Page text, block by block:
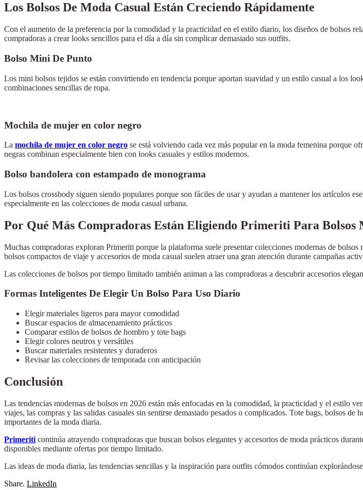
Los Bolsos De Moda Casual Están Creciendo Rápidamente
Con el aumento de la preferencia por la comodidad y la practicidad en el estilo diario, los diseños de bolsos
compradoras a crear looks sencillos para el día a día sin complicar demasiado sus outfits.
Bolso Mini De Punto
Los mini bolsos tejidos se están convirtiendo en tendencia porque aportan suavidad y un estilo casual a los
combinaciones sencillas de ropa.
Mochila de mujer en color negro
La mochila de mujer en color negro se está volviendo cada vez más popular en la moda femenina porque
negras combinan especialmente bien con looks casuales y estilos modernos.
Bolso bandolera con estampado de monograma
Los bolsos crossbody siguen siendo populares porque son fáciles de usar y ayudan a mantener los artículos
especialmente en las colecciones de moda casual urbana.
Por Qué Más Compradoras Están Eligiendo Primeriti Para Bolsos
Muchas compradoras exploran Primeriti porque la plataforma suele presentar colecciones modernas de
bolsos compactos de viaje y accesorios de moda casual suelen atraer una gran atención durante campañas
Las colecciones de bolsos por tiempo limitado también animan a las compradoras a descubrir accesorios
Formas Inteligentes De Elegir Un Bolso Para Uso Diario
Elegir materiales ligeros para mayor comodidad
Buscar espacios de almacenamiento prácticos
Comparar estilos de bolsos de hombro y tote bags
Elegir colores neutros y versátiles
Buscar materiales resistentes y duraderos
Revisar las colecciones de temporada con anticipación
Conclusión
Las tendencias modernas de bolsos en 2026 están más enfocadas en la comodidad, la practicidad y el estilo
viajes, las compras y las salidas casuales sin sentirse demasiado pesados o complicados. Tote bags, bolsos
importantes de la moda diaria.
Primeriti continúa atrayendo compradoras que buscan bolsos elegantes y accesorios de moda prácticos
disponibles mediante ofertas por tiempo limitado.
Las ideas de moda diaria, las tendencias sencillas y la inspiración para outfits cómodos continúan
Share. LinkedIn